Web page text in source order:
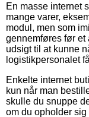
En masse internet
mange varer,
modul, men som
gennemføres før
udsigt til at kunne
logistikpersonalet
Enkelte internet
kun når man
skulle du snuppe
om du opholder